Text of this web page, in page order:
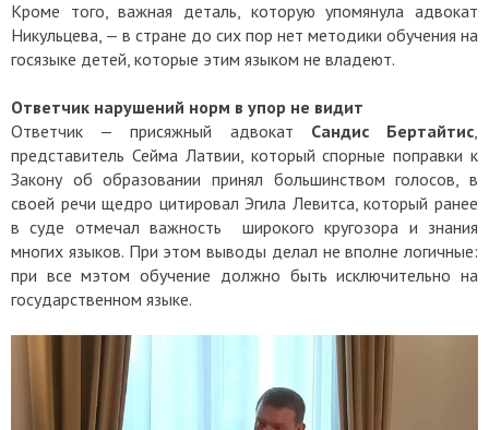
Кроме того, важная деталь, которую упомянула адвокат
Никульцева, — в стране до сих пор нет методики обучения на
госязыке детей, которые этим языком не владеют.
Ответчик нарушений норм в упор не видит
Ответчик — присяжный адвокат Сандис Бертайтис,
представитель Сейма Латвии, который спорные поправки к
Закону об образовании принял большинством голосов, в
своей речи щедро цитировал Эгила Левитса, который ранее
в суде отмечал важность широкого кругозора и знания
многих языков. При этом выводы делал не вполне логичные:
при все мэтом обучение должно быть исключительно на
государственном языке.